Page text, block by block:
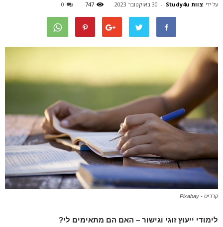
על ידי צוות Study4u - 30 באוקטובר 2023 747
0
קרדיט - Pixabay
לימודי ייעוץ זוגי וגישור – האם הם מתאימים לי?